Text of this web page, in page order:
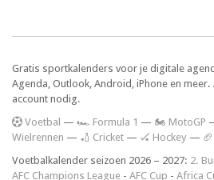
Gratis sportkalenders voor je digitale
Agenda, Outlook, Android, iPhone en
account nodig.
Voetbal — 🏎️ Formula 1 — 🏍 MotoGP
Wielrennen — 🏏 Cricket — 🏑 Hockey —
Voetbalkalender seizoen 2026 – 2027: 2.
AFC Champions League - AFC Cup - Africa